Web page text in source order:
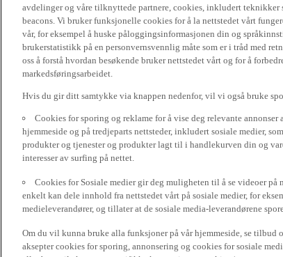
avdelinger og våre tilknyttede partnere, cookies, inkludert teknikker
beacons. Vi bruker funksjonelle cookies for å la nettstedet vårt
vår, for eksempel å huske påloggingsinformasjonen din og
brukerstatistikk på en personvernsvennlig måte som er i tråd med
oss å forstå hvordan besøkende bruker nettstedet vårt og for å
markedsføringsarbeidet.
Hvis du gir ditt samtykke via knappen nedenfor, vil vi også bruke
Cookies for sporing og reklame for å vise deg relevante
hjemmeside og på tredjeparts nettsteder, inkludert sosiale medier,
produkter og tjenester og produkter lagt til i handlekurven din og
interesser av surfing på nettet.
Cookies for Sosiale medier gir deg muligheten til å se videoer på
enkelt kan dele innhold fra nettstedet vårt på sosiale medier, for
medieleverandører, og tillater at de sosiale media-leverandørene
Om du vil kunna bruke alla funksjoner på vår hjemmeside, se tilbud
aksepter cookies for sporing, annonsering og cookies for sosiale